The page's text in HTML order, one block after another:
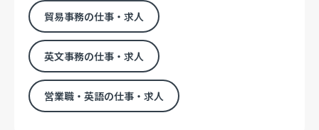
貿易事務の仕事・求人
英文事務の仕事・求人
営業職・英語の仕事・求人